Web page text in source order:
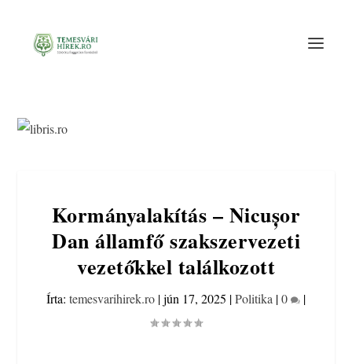
Kormányalakítás – Nicușor
Dan államfő szakszervezeti
vezetőkkel találkozott
Írta: temesvarihirek.ro |jún 17, 2025 |Politika |0 |